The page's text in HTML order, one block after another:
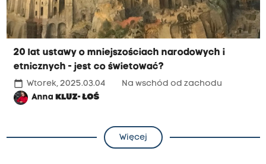
20 lat ustawy o mniejszościach narodowych i
etnicznych - jest co świetować?
calendar_today Wtorek, 2025.03.04
Na wschód od zachodu
AnnaKLUZ- ŁOŚ
Więcej